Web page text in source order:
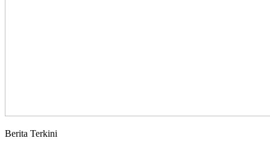
Berita Terkini